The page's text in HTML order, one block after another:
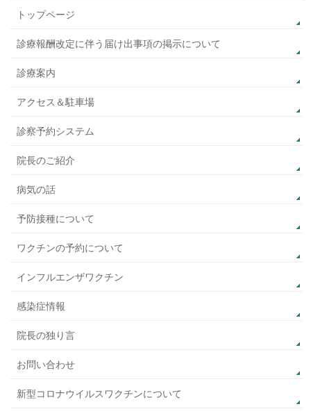
トップページ
診療報酬改定に伴う届け出事項の掲示について
診療案内
アクセス＆駐車場
診察予約システム
院長のご紹介
病気の話
予防接種について
ワクチンの予約について
インフルエンザワクチン
感染症情報
院長の独り言
お問い合わせ
新型コロナウイルスワクチンについて